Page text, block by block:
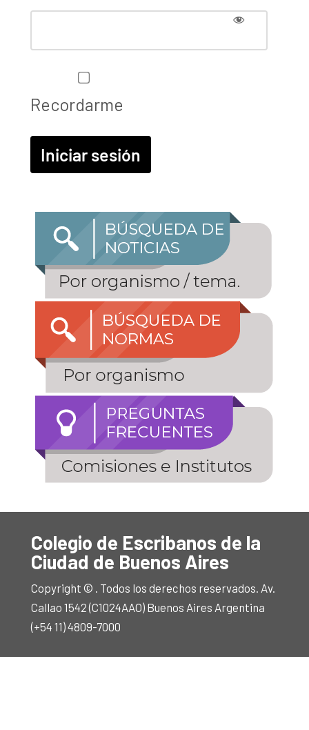
Recordarme
Colegio de Escribanos de la
Ciudad de Buenos Aires
Copyright © . Todos los derechos reservados. Av.
Callao 1542 (C1024AAO) Buenos Aires Argentina
(+54 11) 4809-7000